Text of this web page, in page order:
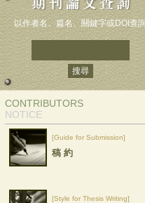
以作者名、篇名、關鍵字或DOI查
CONTRIBUTORS
NOTICE
[Guide for Submission]
稿 約
[Style for Thesis Writing]